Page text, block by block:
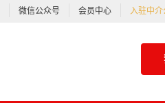
微信公众号 会员中心 入驻中介